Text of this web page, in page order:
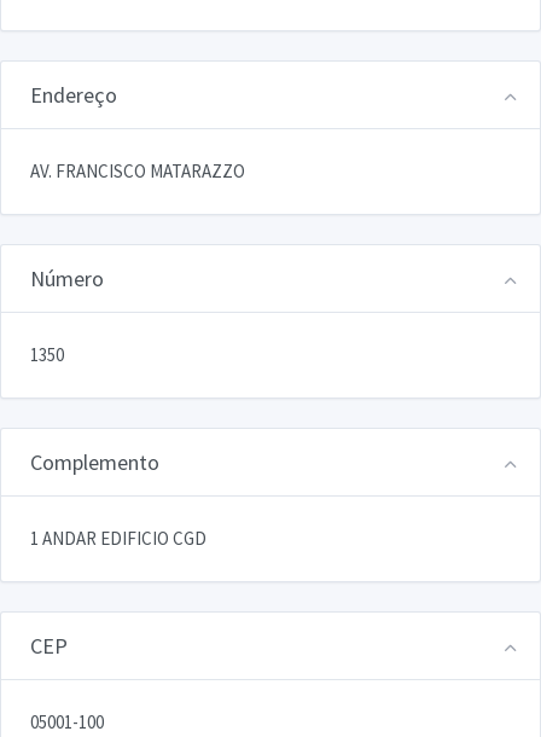
Endereço
AV. FRANCISCO MATARAZZO
Número
1350
Complemento
1 ANDAR EDIFICIO CGD
CEP
05001-100